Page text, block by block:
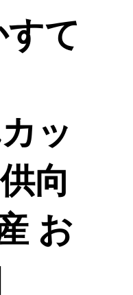
て
ッ
向
お